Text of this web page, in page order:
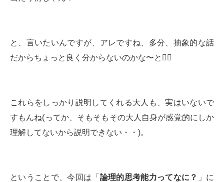
と、言いたいんですが、アレですね、多分、抽象的な話
だからちょっと良く分からないのかな〜と🤷‍♂️
これらをしっかり説明してくれる大人も、実はいないで
すもんね(ってか、そもそもその大人自身が感覚的にしか
理解してないから説明できない・・)。
ということで、今回は「 論理的思考能力ってなに？ 」に